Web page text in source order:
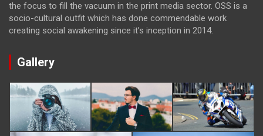
the focus to fill the vacuum in the print media sector. OSS is a
socio-cultural outfit which has done commendable work
creating social awakening since it’s inception in 2014.
Gallery